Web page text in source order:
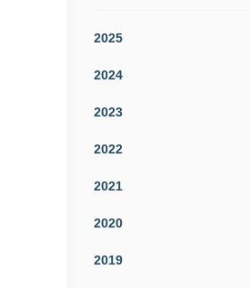
2025
2024
2023
2022
2021
2020
2019